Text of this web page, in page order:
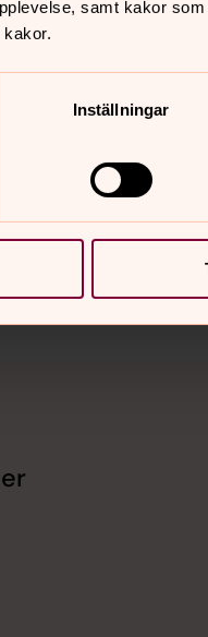
samt kakor
Inställningar